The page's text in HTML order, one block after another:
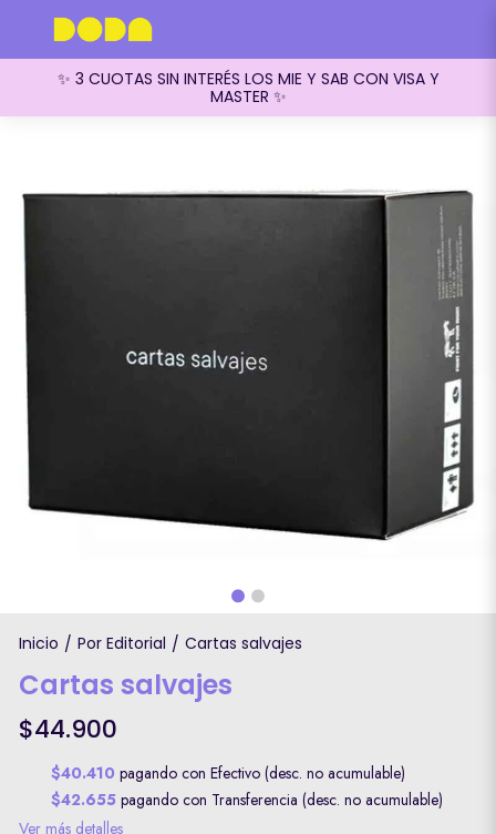
✨ 3 CUOTAS SIN INTERÉS LOS MIE Y SAB CON VISA Y
MASTER ✨
Inicio / Por Editorial / Cartas salvajes
Cartas salvajes
$44.900
$40.410 pagando con Efectivo (desc. no acumulable)
$42.655 pagando con Transferencia (desc. no acumulable)
Ver más detalles